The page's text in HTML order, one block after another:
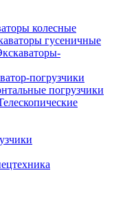
колесные
гусеничные
погрузчики
погрузчики